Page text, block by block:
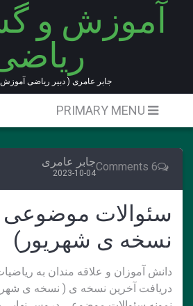
آموزش و
جابر عامری ( دبیر ریاضی
6 Comments جابر عامری
2023-10-04
سئوالات موضوعی
نسخه ی شهریور)
دانش آموزان و علاقه مندان به